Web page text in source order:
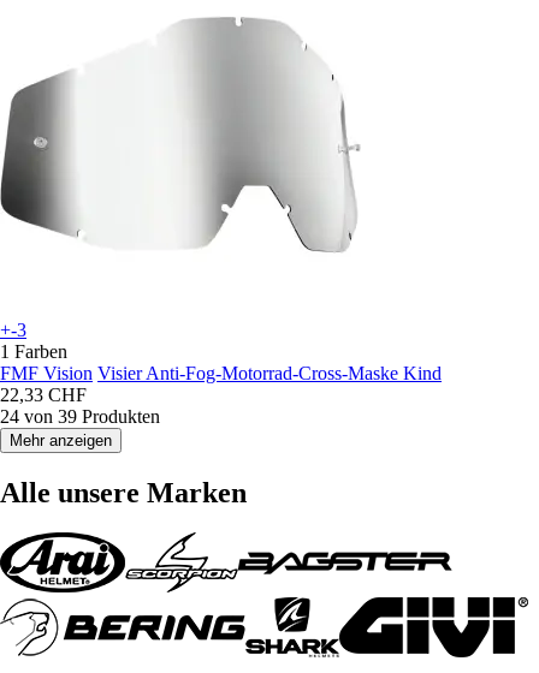
+-3
1 Farben
FMF Vision Visier Anti-Fog-Motorrad-Cross-Maske Kind
22,33 CHF
24 von 39 Produkten
Mehr anzeigen
Alle unsere Marken